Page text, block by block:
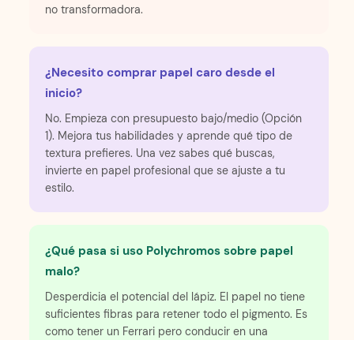
no transformadora.
¿Necesito comprar papel caro desde el
inicio?
No. Empieza con presupuesto bajo/medio (Opción
1). Mejora tus habilidades y aprende qué tipo de
textura prefieres. Una vez sabes qué buscas,
invierte en papel profesional que se ajuste a tu
estilo.
¿Qué pasa si uso Polychromos sobre papel
malo?
Desperdicia el potencial del lápiz. El papel no tiene
suficientes fibras para retener todo el pigmento. Es
como tener un Ferrari pero conducir en una